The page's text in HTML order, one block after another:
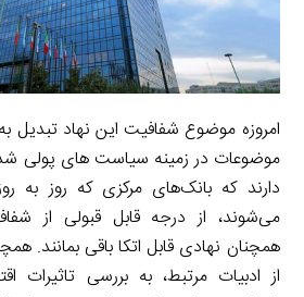
امروزه موضوع شفافیت این نهاد تبدیل
موضوعات در زمینه سیاست های پولی
دارند که بانک‌های مرکزی که روز به
می‌شوند، از درجه قابل قبولی از
همچنان نهادی قابل اتکا باقی بمانند.
از ادبیات مرتبط، به بررسی تاثیرات